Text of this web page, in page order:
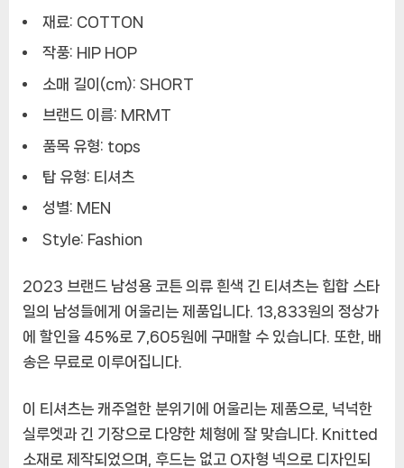
재료: COTTON
작풍: HIP HOP
소매 길이(cm): SHORT
브랜드 이름: MRMT
품목 유형: tops
탑 유형: 티셔츠
성별: MEN
Style: Fashion
2023 브랜드 남성용 코튼 의류 흰색 긴 티셔츠는 힙합 스타
일의 남성들에게 어울리는 제품입니다. 13,833원의 정상가
에 할인율 45%로 7,605원에 구매할 수 있습니다. 또한, 배
송은 무료로 이루어집니다.
이 티셔츠는 캐주얼한 분위기에 어울리는 제품으로, 넉넉한
실루엣과 긴 기장으로 다양한 체형에 잘 맞습니다. Knitted
소재로 제작되었으며, 후드는 없고 O자형 넥으로 디자인되